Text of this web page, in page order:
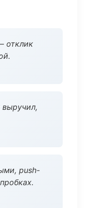
отклик
выручил,
push-